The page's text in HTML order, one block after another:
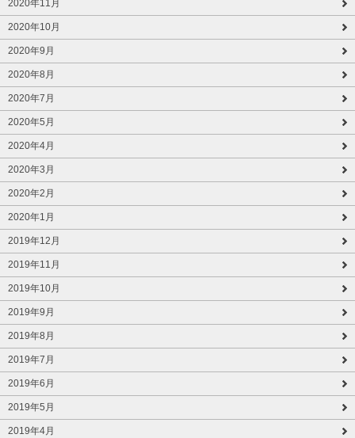
2020年11月
2020年10月
2020年9月
2020年8月
2020年7月
2020年5月
2020年4月
2020年3月
2020年2月
2020年1月
2019年12月
2019年11月
2019年10月
2019年9月
2019年8月
2019年7月
2019年6月
2019年5月
2019年4月